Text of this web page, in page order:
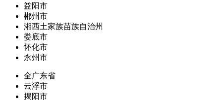
益阳市
郴州市
湘西土家族苗族自治州
娄底市
怀化市
永州市
全广东省
云浮市
揭阳市